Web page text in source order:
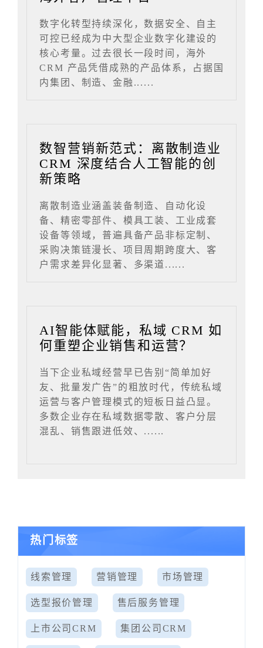
数字化转型持续深化，数据安全、自主
可控已经成为中大型企业数字化建设的
核心考量。过去很长一段时间，海外
CRM 产品凭借成熟的产品体系，占据国
内集团、制造、金融......
数智营销新范式：离散制造业
CRM 深度结合人工智能的创
新策略
离散制造业涵盖装备制造、自动化设
备、精密零部件、模具工装、工业成套
设备等领域，普遍具备产品非标定制、
采购决策链漫长、项目周期跨度大、客
户需求差异化显著、多渠道......
AI智能体赋能，私域 CRM 如
何重塑企业销售和运营？
当下企业私域经营早已告别“简单加好
友、批量发广告”的粗放时代，传统私域
运营与客户管理模式的短板日益凸显。
多数企业存在私域数据零散、客户分层
混乱、销售跟进低效、......
热门标签
线索管理 营销管理 市场管理
选型报价管理 售后服务管理
上市公司CRM 集团公司CRM